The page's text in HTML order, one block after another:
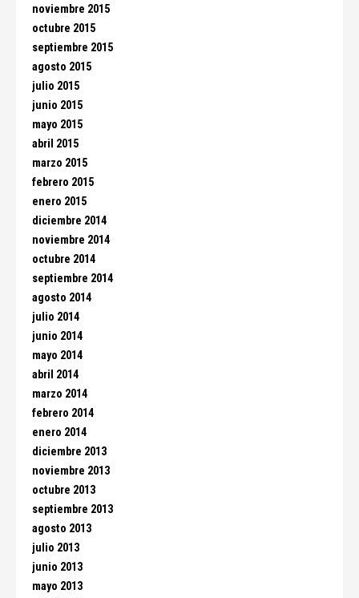
noviembre 2015
octubre 2015
septiembre 2015
agosto 2015
julio 2015
junio 2015
mayo 2015
abril 2015
marzo 2015
febrero 2015
enero 2015
diciembre 2014
noviembre 2014
octubre 2014
septiembre 2014
agosto 2014
julio 2014
junio 2014
mayo 2014
abril 2014
marzo 2014
febrero 2014
enero 2014
diciembre 2013
noviembre 2013
octubre 2013
septiembre 2013
agosto 2013
julio 2013
junio 2013
mayo 2013